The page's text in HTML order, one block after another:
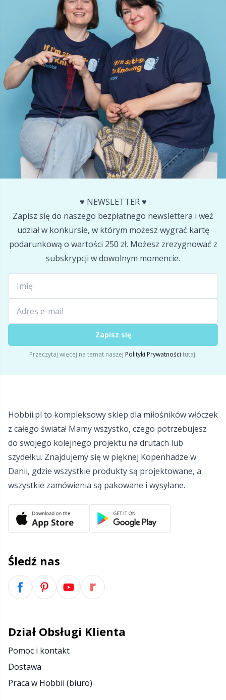
♥️ NEWSLETTER ♥️
Zapisz się do naszego bezpłatnego newslettera i weź
udział w konkursie, w którym możesz wygrać kartę
podarunkową o wartości 250 zł. Możesz zrezygnować z
subskrypcji w dowolnym momencie.
Zapisz się
Przeczytaj więcej na temat naszej Polityki Prywatności tutaj.
Hobbii.pl to kompleksowy sklep dla miłośników włóczek
z całego świata! Mamy wszystko, czego potrzebujesz
do swojego kolejnego projektu na drutach lub
szydełku. Znajdujemy się w pięknej Kopenhadze w
Danii, gdzie wszystkie produkty są projektowane, a
wszystkie zamówienia są pakowane i wysyłane.
Śledź nas
Dział Obsługi Klienta
Pomoc i kontakt
Dostawa
Praca w Hobbii (biuro)